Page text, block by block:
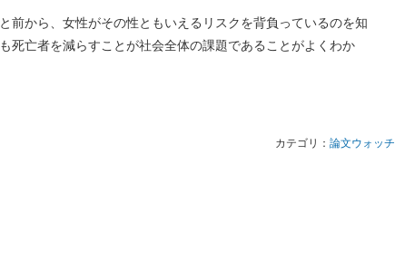
前から、女性がその性ともいえるリスクを背負っているのを知
死亡者を減らすことが社会全体の課題であることがよくわか
カテゴリ： 論文ウォッチ